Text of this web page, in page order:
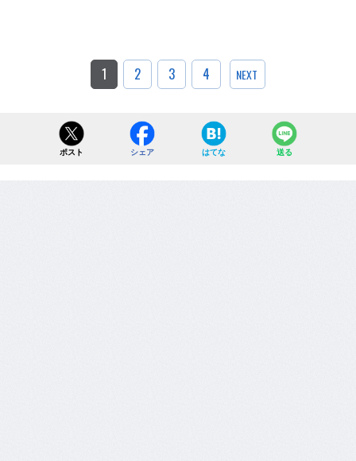
1 2 3 4 NEXT
ポスト シェア はてな 送る